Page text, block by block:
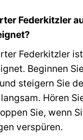
Federkitzler
Federkitzler
Beginnen
steigern Sie
Hören
Sie, wenn
verspüren.